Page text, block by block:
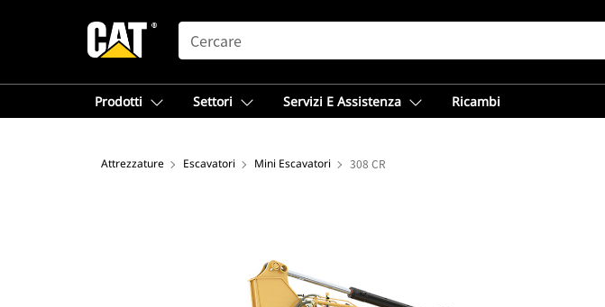
SEARCH
Prodotti Settori Servizi E Assistenza Ricambi
Attrezzature Escavatori Mini Escavatori 308 CR